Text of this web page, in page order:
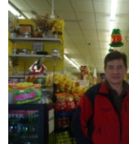
ເອເຊຍ
ອິດສະຫຼະພາບດ້ານການຂ່າວ
ຊີວິດຊາວລາວ
ຊຸມຊົນຊາວລາວ
ວິທະຍາສາດ-ເທັກໂນໂລຈີ
ທຸລະກິດ